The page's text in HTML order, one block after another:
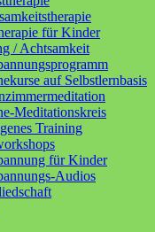
für Kinder
/ Achtsamkeit
auf Selbstlernbasis
Meditationskreis
Training
für Kinder
Audios